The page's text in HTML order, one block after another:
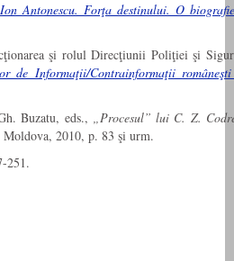
Antonescu. Forţa destinului. O
şi rolul Direcţiunii Poliţiei şi
de Informaţii/Contrainformaţii
Buzatu, eds., „Procesul” lui C. Z.
2010, p. 83 şi urm.
251.